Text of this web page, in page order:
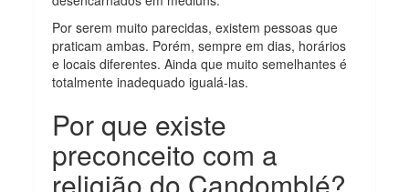
Por serem muito parecidas, existem pessoas que
praticam ambas. Porém, sempre em dias, horários
e locais diferentes. Ainda que muito semelhantes é
totalmente inadequado igualá-las.
Por que existe
preconceito com a
religião do Candomblé?